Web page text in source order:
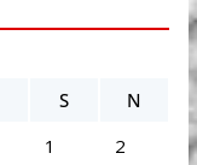
S
N
1
2